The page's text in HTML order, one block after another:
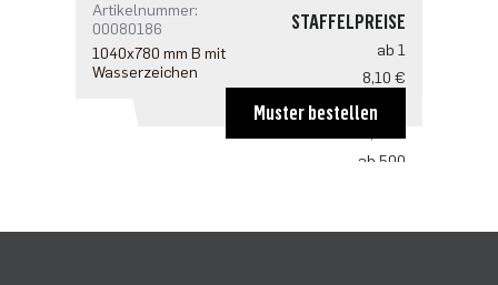
Artikelnummer:
00080186
1040x780 mm B mit
Wasserzeichen
STAFFELPREISE
ab 1
8,10 €
ab 100
ab 500
Muster bestellen